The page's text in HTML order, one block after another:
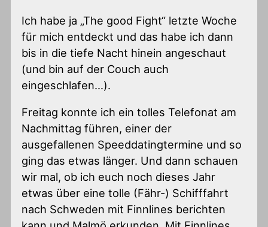
Ich habe ja „The good Fight“ letzte Woche
für mich entdeckt und das habe ich dann
bis in die tiefe Nacht hinein angeschaut
(und bin auf der Couch auch
eingeschlafen…).
Freitag konnte ich ein tolles Telefonat am
Nachmittag führen, einer der
ausgefallenen Speeddatingtermine und so
ging das etwas länger. Und dann schauen
wir mal, ob ich euch noch dieses Jahr
etwas über eine tolle (Fähr-) Schifffahrt
nach Schweden mit Finnlines berichten